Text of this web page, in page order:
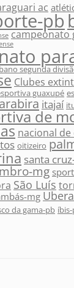
ac
pb
campeonato
segunda
Clubes
guaxupé
itajaí
de
nacional de
oitizeiro
santa
mg
São Luís
mg
da gama-pb